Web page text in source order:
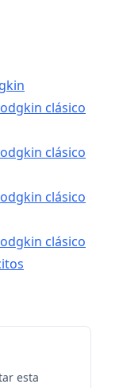
clásico
clásico
clásico
clásico
esta